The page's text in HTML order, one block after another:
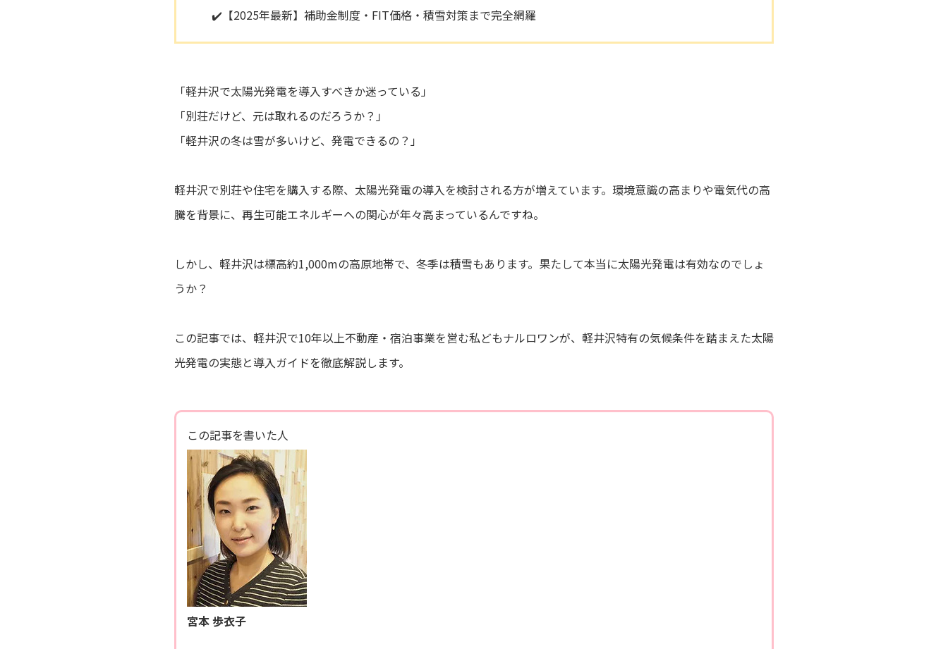
✔️【2025年最新】補助金制度・FIT価格・積雪対策まで完全網羅
「軽井沢で太陽光発電を導入すべきか迷っている」
「別荘だけど、元は取れるのだろうか？」
「軽井沢の冬は雪が多いけど、発電できるの？」
軽井沢で別荘や住宅を購入する際、太陽光発電の導入を検討される方が増えています。環境意識の高まりや電気代の高
騰を背景に、再生可能エネルギーへの関心が年々高まっているんですね。
しかし、軽井沢は標高約1,000mの高原地帯で、冬季は積雪もあります。果たして本当に太陽光発電は有効なのでしょ
うか？
この記事では、軽井沢で10年以上不動産・宿泊事業を営む私どもナルロワンが、軽井沢特有の気候条件を踏まえた太陽
光発電の実態と導入ガイドを徹底解説します。
この記事を書いた人
宮本 歩衣子